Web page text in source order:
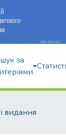
за
видання